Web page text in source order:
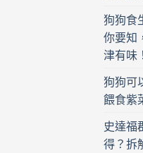
狗狗食
你要知
津有味！
狗狗可
餵食紫
史達福
得？拆